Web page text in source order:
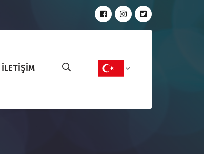
İLETİŞİM